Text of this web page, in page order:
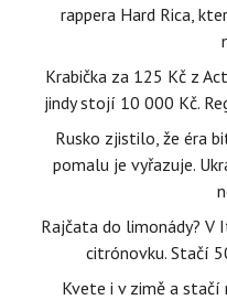
rappera Hard Rica,
Krabička za 125 Kč z
jindy stojí 10 000 Kč.
Rusko zjistilo, že éra
pomalu je vyřazuje.
Rajčata do limonády? V
citrónovku. Stačí
Kvete i v zimě a stačí